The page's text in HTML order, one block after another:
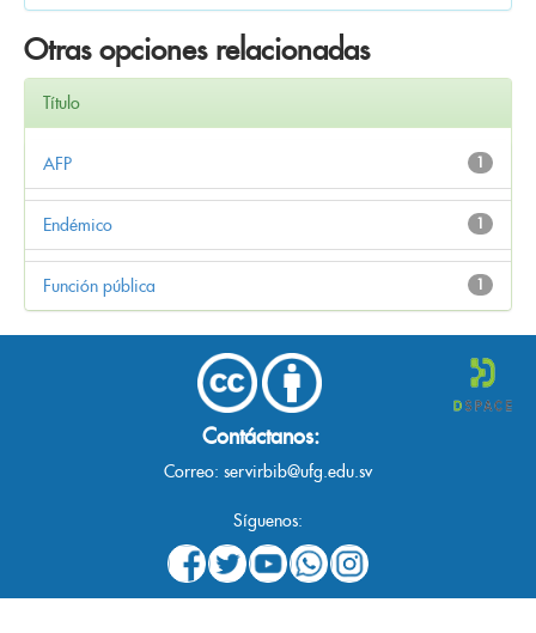
Otras opciones relacionadas
Título
1
AFP
1
Endémico
1
Función pública
Contáctanos:
Correo: servirbib@ufg.edu.sv
Síguenos: